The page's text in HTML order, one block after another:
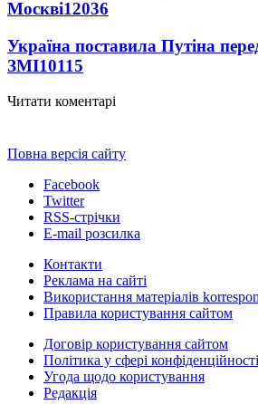
Москві12036
Україна поставила Путіна
ЗМІ10115
Читати коментарі
Повна версія сайту
Facebook
Twitter
RSS-стрічки
E-mail розсилка
Контакти
Реклама на сайті
Використання матеріалів
Правила користування сайтом
Договір користування сайтом
Політика у сфері
Угода щодо користування
Редакція